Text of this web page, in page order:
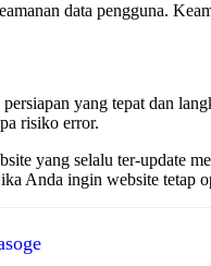
data pengguna.
yang tepat dan
risiko error.
yang selalu ter-update
Anda ingin website tetap